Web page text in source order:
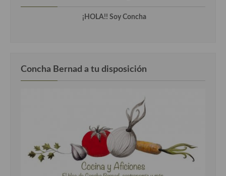
Bocadillos, hamburguesas, sándwich, emparedados, tostas y
demás
Entrantes
Gazpachos, salmorejos, sopas y cremas frías
¡HOLA!! Soy Concha
Concha Bernad a tu disposición